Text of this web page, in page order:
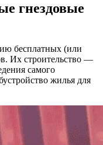
гнездовые
бесплатных (или
Их строительство —
самого
жилья для